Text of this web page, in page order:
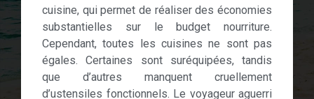
cuisine, qui permet de réaliser des économies
substantielles sur le budget nourriture.
Cependant, toutes les cuisines ne sont pas
égales. Certaines sont suréquipées, tandis
que d’autres manquent cruellement
d’ustensiles fonctionnels. Le voyageur aguerri